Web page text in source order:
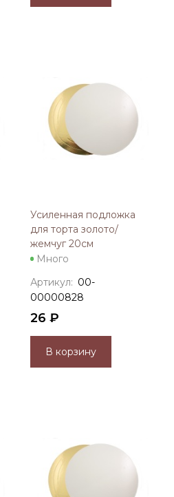
Усиленная подложка
для торта золото/
жемчуг 20см
Много
Артикул: 00-
00000828
26 ₽
В корзину